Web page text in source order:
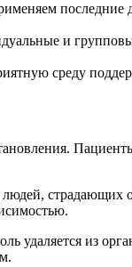
и
среду
страдающих
удаляется из